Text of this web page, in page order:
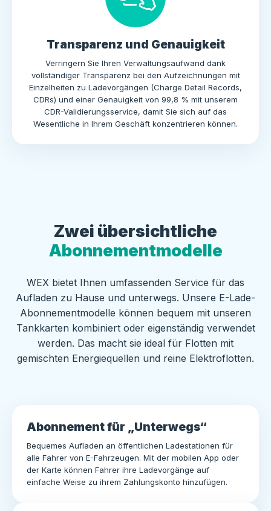
Transparenz und Genauigkeit
Verringern Sie Ihren Verwaltungsaufwand dank
vollständiger Transparenz bei den Aufzeichnungen mit
Einzelheiten zu Ladevorgängen (Charge Detail Records,
CDRs) und einer Genauigkeit von 99,8 % mit unserem
CDR-Validierungsservice, damit Sie sich auf das
Wesentliche in Ihrem Geschäft konzentrieren können.
Zwei übersichtliche
Abonnementmodelle
WEX bietet Ihnen umfassenden Service für das
Aufladen zu Hause und unterwegs. Unsere E-Lade-
Abonnementmodelle können bequem mit unseren
Tankkarten kombiniert oder eigenständig verwendet
werden. Das macht sie ideal für Flotten mit
gemischten Energiequellen und reine Elektroflotten.
Abonnement für „Unterwegs“
Bequemes Aufladen an öffentlichen Ladestationen für
alle Fahrer von E-Fahrzeugen. Mit der mobilen App oder
der Karte können Fahrer ihre Ladevorgänge auf
einfache Weise zu ihrem Zahlungskonto hinzufügen.